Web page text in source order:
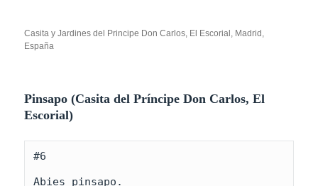
Casita y Jardines del Principe Don Carlos, El Escorial, Madrid,
España
Pinsapo (Casita del Príncipe Don Carlos, El
Escorial)
#6
Abies pinsapo.